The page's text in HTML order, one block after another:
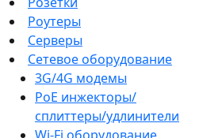
Роутеры
Серверы
Сетевое оборудование
3G/4G модемы
PoE инжекторы/
сплиттеры/удлинители